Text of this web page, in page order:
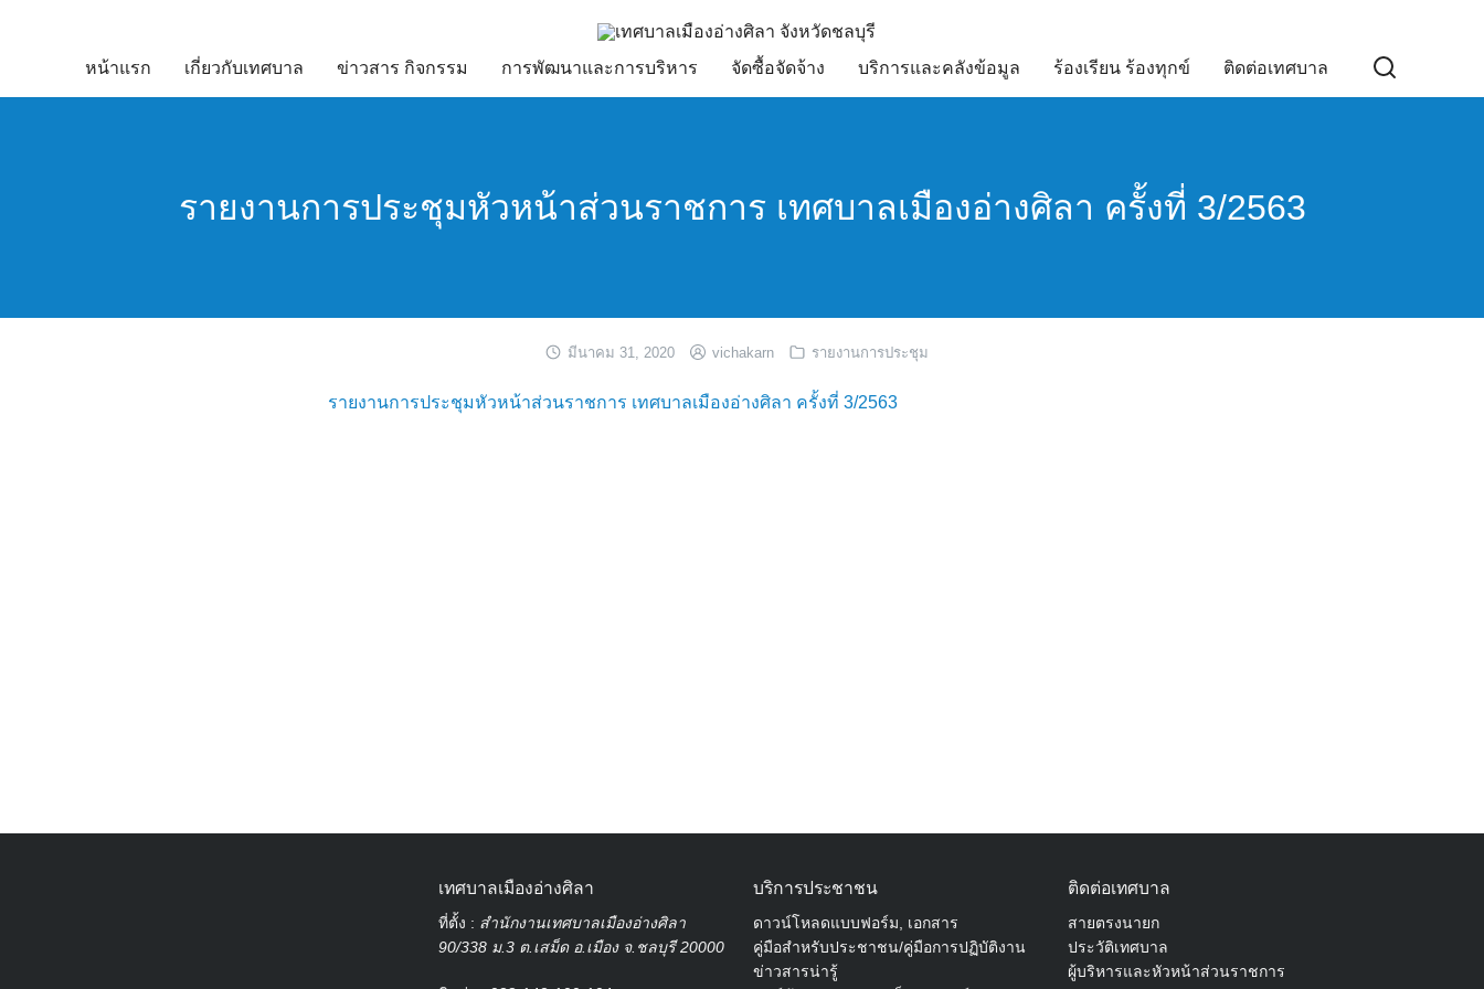
หน้าแรก เกี่ยวกับเทศบาล ข่าวสาร กิจกรรม การพัฒนาและการบริหาร จัดซื้อจัดจ้าง บริการและคลังข้อมูล ร้องเรียน ร้องทุกข์ ติดต่อเทศบาล
รายงานการประชุมหัวหน้าส่วนราชการ เทศบาลเมืองอ่างศิลา ครั้งที่ 3/2563
มีนาคม 31, 2020 vichakarn รายงานการประชุม
รายงานการประชุมหัวหน้าส่วนราชการ เทศบาลเมืองอ่างศิลา ครั้งที่ 3/2563
เทศบาลเมืองอ่างศิลา
ที่ตั้ง : สำนักงานเทศบาลเมืองอ่างศิลา
90/338 ม.3 ต.เสม็ด อ.เมือง จ.ชลบุรี 20000
บริการประชาชน
ดาวน์โหลดแบบฟอร์ม, เอกสาร
คู่มือสำหรับประชาชน/คู่มือการปฏิบัติงาน
ข่าวสารน่ารู้
ติดต่อเทศบาล
สายตรงนายก
ประวัติเทศบาล
ผู้บริหารและหัวหน้าส่วนราชการ